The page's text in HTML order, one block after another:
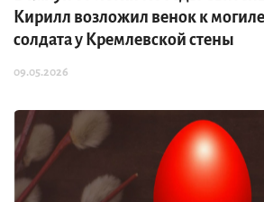
Кирилл возложил венок к
солдата у Кремлевской стены
09.05.2026